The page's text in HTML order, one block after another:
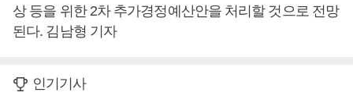
상 등을 위한 2차 추가경정예산안을 처리할 것으로 전망
된다. 김남형 기자
인기기사